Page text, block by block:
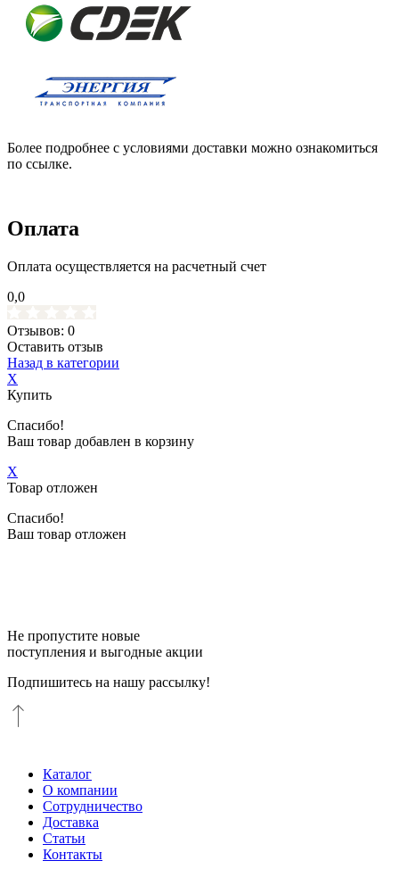
Более подробнее с условиями доставки можно ознакомиться
по ссылке.
Оплата
Оплата осуществляется на расчетный счет
0,0
Отзывов: 0
Оставить отзыв
Назад в категории
X
Купить
Спасибо!
Ваш товар добавлен в корзину
X
Товар отложен
Спасибо!
Ваш товар отложен
Не пропустите новые
поступления и выгодные акции
Подпишитесь на нашу рассылку!
Каталог
О компании
Сотрудничество
Доставка
Статьи
Контакты